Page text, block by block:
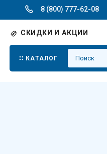
8 (800) 777-62-08
СКИДКИ И АКЦИИ
КАТАЛОГ